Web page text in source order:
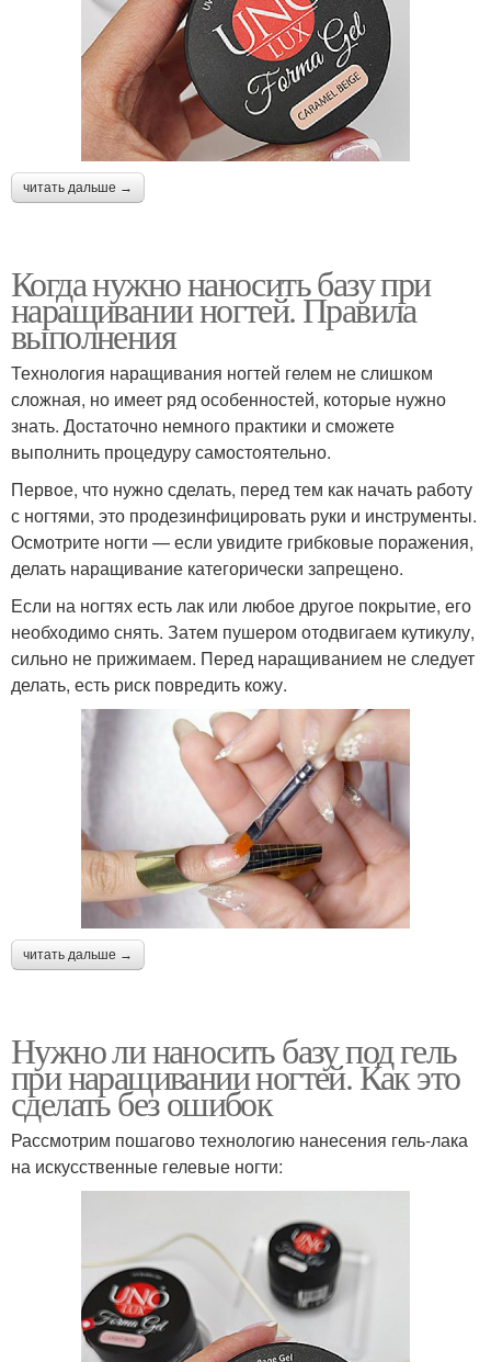
читать дальше →
Когда нужно наносить базу при
наращивании ногтей. Правила
выполнения
Технология наращивания ногтей гелем не слишком
сложная, но имеет ряд особенностей, которые нужно
знать. Достаточно немного практики и сможете
выполнить процедуру самостоятельно.
Первое, что нужно сделать, перед тем как начать работу
с ногтями, это продезинфицировать руки и инструменты.
Осмотрите ногти — если увидите грибковые поражения,
делать наращивание категорически запрещено.
Если на ногтях есть лак или любое другое покрытие, его
необходимо снять. Затем пушером отодвигаем кутикулу,
сильно не прижимаем. Перед наращиванием не следует
делать, есть риск повредить кожу.
читать дальше →
Нужно ли наносить базу под гель
при наращивании ногтей. Как это
сделать без ошибок
Рассмотрим пошагово технологию нанесения гель-лака
на искусственные гелевые ногти: